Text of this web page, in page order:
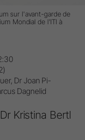
sur l'avant-garde de
Mondial de l'ITI à
Dr Joan Pi-
Dagnelid
Kristina Bertl